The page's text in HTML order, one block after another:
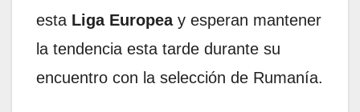
esta Liga Europeay esperan mantener
la tendencia esta tarde durante su
encuentro con la selección de Rumanía.